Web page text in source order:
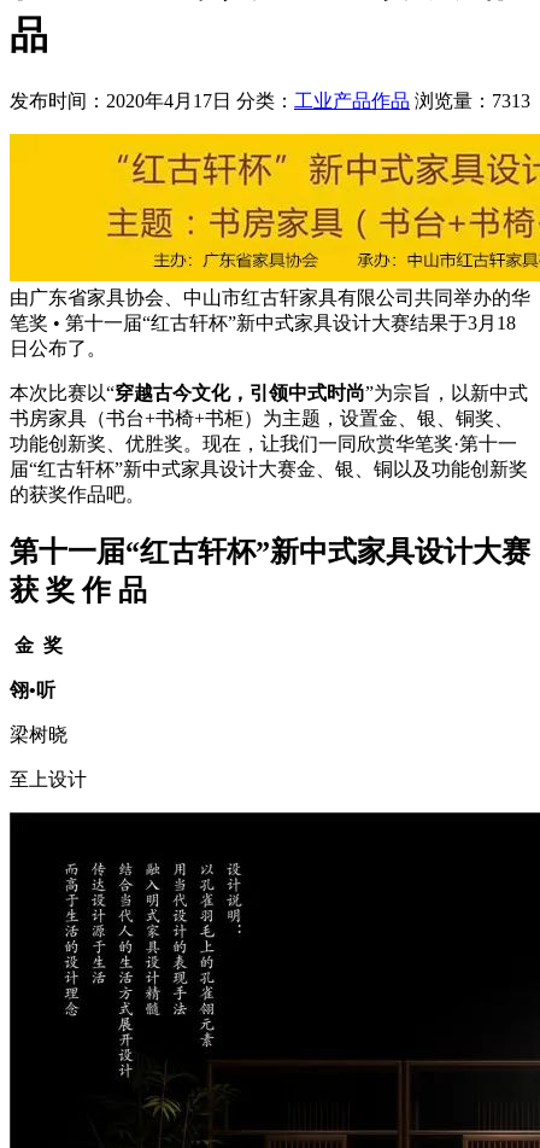
品
发布时间：2020年4月17日 分类： 工业产品作品 浏览量：7313
由广东省家具协会、中山市红古轩家具有限公司共同举办的华
笔奖 • 第十一届“红古轩杯”新中式家具设计大赛结果于3月18
日公布了。
本次比赛以“穿越古今文化，引领中式时尚”为宗旨，以新中式
书房家具（书台+书椅+书柜）为主题，设置金、银、铜奖、
功能创新奖、优胜奖。现在，让我们一同欣赏华笔奖·第十一
届“红古轩杯”新中式家具设计大赛金、银、铜以及功能创新奖
的获奖作品吧。
第十一届“红古轩杯”新中式家具设计大赛
获 奖 作 品
金 奖
翎•听
梁树晓
至上设计